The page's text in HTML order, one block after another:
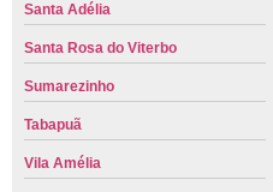
Santa Adélia
Santa Rosa do Viterbo
Sumarezinho
Tabapuã
Vila Amélia